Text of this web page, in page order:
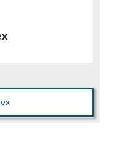
alle
sind.